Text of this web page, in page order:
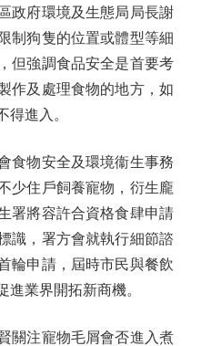
政府環境及生態局局長謝
制狗隻的位置或體型等細
但強調食品安全是首要考
作及處理食物的地方，如
得進入。
物安全及環境衞生事務
少住戶飼養寵物，衍生龐
署將容許合資格食肆申請
識，署方會就執行細節諮
輪申請，屆時市民與餐飲
進業界開拓新商機。
注寵物毛屑會否進入煮